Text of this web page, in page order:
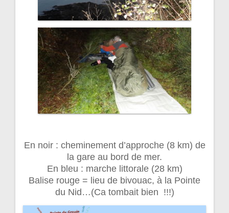
En noir : cheminement d’approche (8 km) de
la gare au bord de mer.
En bleu : marche littorale (28 km)
Balise rouge = lieu de bivouac, à la Pointe
du Nid…(Ca tombait bien !!!)